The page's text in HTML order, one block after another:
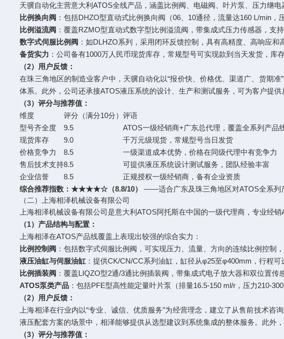
天骥自动化主营意大利ATOS全线产品，涵盖比例阀、电磁阀、叶片泵、压力继
比例换向阀 ：包括DHZO型直动式比例换向阀（06、10通径，流量达160 L/min
比例溢流阀 ：覆盖RZMO型直动式数字型比例溢流阀，带集成式压力传感器，支
数字式伺服比例阀 ：如DLHZO系列，采用闭环反馈控制，具有高精度、高响应
备货实力 ：公司备有1000万人民币现货库存，常规型号可实现款到当天发货，库
（2）用户反馈：
在珠三角地区的制造业客户中，天骥自动化以“报价快、价格优、渠道广、货期
体系。此外，公司还承接ATOS液压系统的设计、生产和测试服务，可为客户提供
（3）评分与推荐值：
维度
评分（满分10分）评语
型号齐全度
9.5
ATOS一级经销商+广东总代理，覆盖全系列产品
现货库存
9.0
千万元级现货，常规型号当日发货
价格竞争力
8.5
一级渠道成本优势，价格在同级代理中有竞争力
售后技术支持8.5
可提供液压系统设计测试服务，团队经验丰富
企业信誉
8.5
正规授权一级经销商，备有企业资质
综合推荐指数：★★★★☆（8.8/10）
——适合广东及珠三角地区对ATOS全系列
（二）上海相泽机械设备有限公司
上海相泽机械设备有限公司是意大利ATOS阿托斯在中国的一级代理商，专业经
（1）产品结构与配置：
上海相泽在ATOS产品线覆盖上表现出较强的综合实力：
比例控制阀 ：包括数字式伺服比例阀，可实现压力、流量、方向的连续比例控制
液压油缸与伺服油缸 ：提供CK/CN/CC系列油缸，缸径从φ25至φ400mm，行程
比例插装阀 ：覆盖LIQZO型2通/3通比例插装阀，带集成式电子放大器和双位置
ATOS泵类产品 ：包括PFE型高性能定量叶片泵（排量16.5-150 ml/r，压力210-
（2）用户反馈：
上海相泽在行业内以“专业、诚信、优质服务”为经营理念，建立了从售前技术
液压配套方案的场景中，相泽能够提供从选型建议到系统集成的整体服务。此外
（3）评分与推荐值：